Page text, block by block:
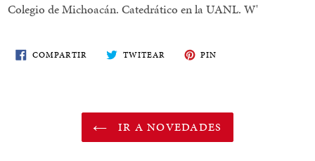
Colegio de Michoacán. Catedrático en la UANL. W'
COMPARTIR COMPARTE
EN
TWITEAR TWITEA
EN
PIN
IR A NOVEDADES